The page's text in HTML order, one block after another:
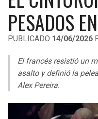
LIGA DE EXPANSIÓN MX
LEAGUES CUP
UEFA EUROPA LEAGUE
UEFA CONFERENCE LEAGUE
COPA LIBERTADORES
COPA SUDAMERICANA
LIGA BETPLAY
RAIDERS
RAVENS
CAVALIERS
PACERS
PESADOS
PUBLICADO 14/06/2026
El francés resistió un
asalto y definió la
Alex Pereira.